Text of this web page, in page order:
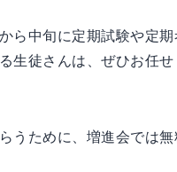
ら中旬に定期試験や定
生徒さんは、ぜひお任せ
うために、増進会では